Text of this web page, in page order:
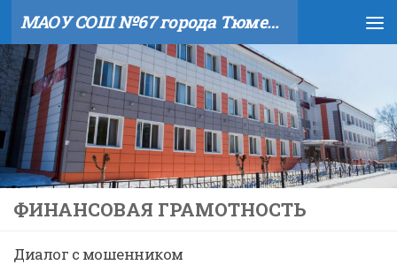
Skip to content МАОУ СОШ №67 города Тюмени
ФИНАНСОВАЯ ГРАМОТНОСТЬ
Диалог с мошенником